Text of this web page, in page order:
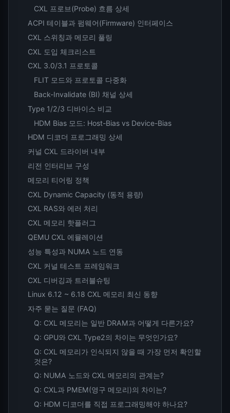
CXL 프로브(Probe) 흐름 상세
ACPI 테이블과 펌웨어(Firmware) 인터페이스
CXL 스위칭과 메모리 풀링
CXL 도입 체크리스트
CXL 3.0/3.1 프로토콜
FLIT 모드와 프로토콜 다중화
Back-Invalidate (BI) 채널 상세
Type 1/2/3 디바이스 비교
HDM Bias 모드: Host-Bias vs Device-Bias
HDM 디코더 프로그래밍 상세
커널 CXL 드라이버 내부
리전 인터리브 구성
메모리 티어링 정책
CXL Dynamic Capacity (동적 용량)
CXL RAS와 에러 처리
CXL 메모리 핫플러그
QEMU CXL 에뮬레이션
성능 특성과 NUMA 노드 연동
CXL 커널 테스트 프레임워크
CXL 디버깅과 트러블슈팅
Linux 6.12 ~ 6.18 CXL 메모리 최신 동향
자주 묻는 질문 (FAQ)
Q: CXL 메모리는 일반 DRAM과 어떻게 다른가요?
Q: GPU와 CXL Type2의 차이는 무엇인가요?
Q: CXL 메모리가 인식되지 않을 때 가장 먼저 확인할
것은?
Q: NUMA 노드와 CXL 메모리의 관계는?
Q: CXL과 PMEM(영구 메모리)의 차이는?
Q: HDM 디코더를 직접 프로그래밍해야 하나요?